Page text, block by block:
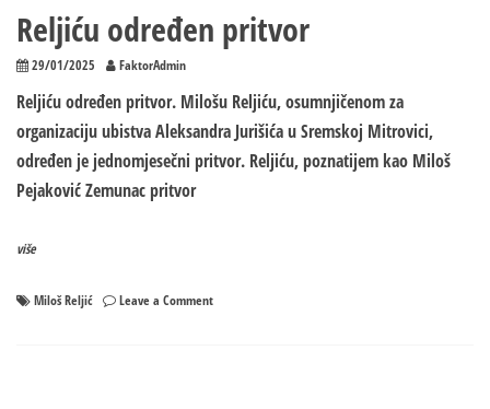
Reljiću određen pritvor
29/01/2025 FaktorAdmin
Reljiću određen pritvor. Milošu Reljiću, osumnjičenom za
organizaciju ubistva Aleksandra Jurišića u Sremskoj Mitrovici,
određen je jednomjesečni pritvor. Reljiću, poznatijem kao Miloš
Pejaković Zemunac pritvor
više
Miloš Reljić Leave a Commenton